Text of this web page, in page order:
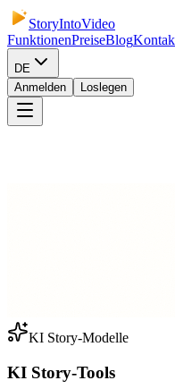
StoryIntoVideo
FunktionenPreiseBlog
DE
Anmelden
Loslegen
KI Story-Modelle
KI Story-Tools